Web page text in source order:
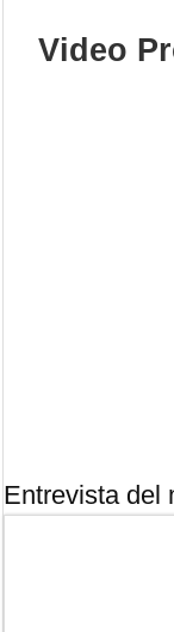
Video
Entrevista del